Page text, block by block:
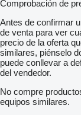
Comprobación de
Antes de confirmar
de venta para ver
precio de la oferta
similares, piénselo
puede conllevar a
del vendedor.
No compre
equipos similares.